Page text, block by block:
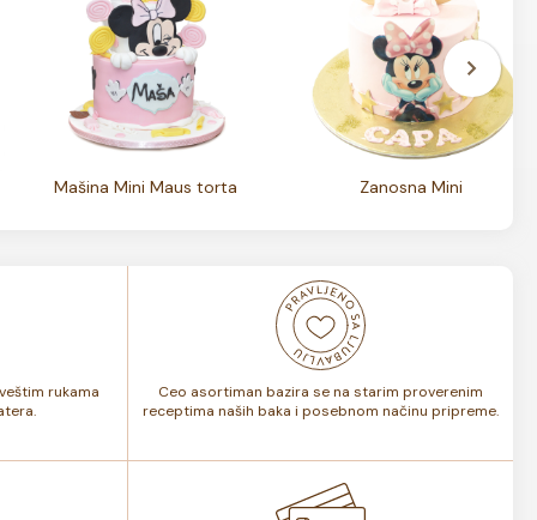
Mašina Mini Maus torta Zanosna Mini
rukama
Ceo asortiman bazira se na starim proverenim
receptima naših baka i posebnom načinu pripreme.